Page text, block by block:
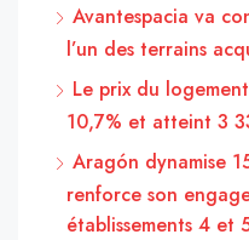
Avantespacia va
l’un des terrains
Le prix du
10,7% et atteint 3
Aragón dynamise
renforce son
établissements 4 et